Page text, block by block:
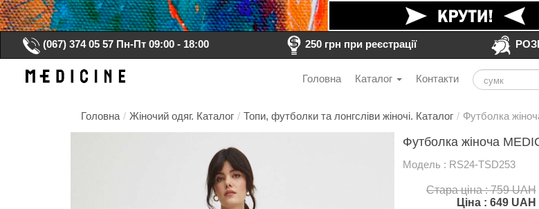
(067) 374 05 57 Пн-Пт 09:00 - 18:00 250 грн при реєстрації
Головна Каталог Контакти
Головна / Жіночий одяг. Каталог / Топи, футболки та лонгсліви жіночі. Каталог / Футболка
Футболка жіноча
Модель : RS24-TSD253
Стара ціна : 759 UAH
Ціна : 649 UAH